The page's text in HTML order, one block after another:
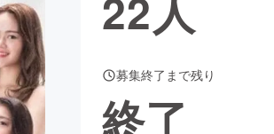
Creation
yaコミュニティ
募集終了まで残り
終了